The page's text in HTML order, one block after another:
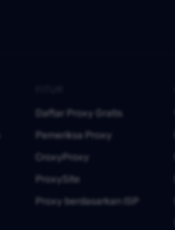
Daftar Proxy Gratis
Pemeriksa Proxy
CroxyProxy
ProxySite
Proxy berdasarkan ISP